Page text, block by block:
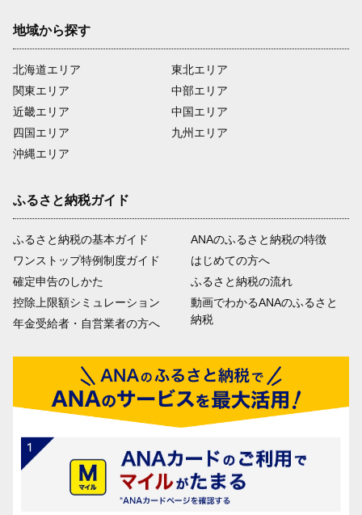
地域から探す
北海道エリア
関東エリア
近畿エリア
四国エリア
沖縄エリア
東北エリア
中部エリア
中国エリア
九州エリア
ふるさと納税ガイド
ふるさと納税の基本ガイド
ワンストップ特例制度ガイド
確定申告のしかた
控除上限額シミュレーション
年金受給者・自営業者の方へ
ANAのふるさと納税の特徴
はじめての方へ
ふるさと納税の流れ
動画でわかるANAのふるさと
納税